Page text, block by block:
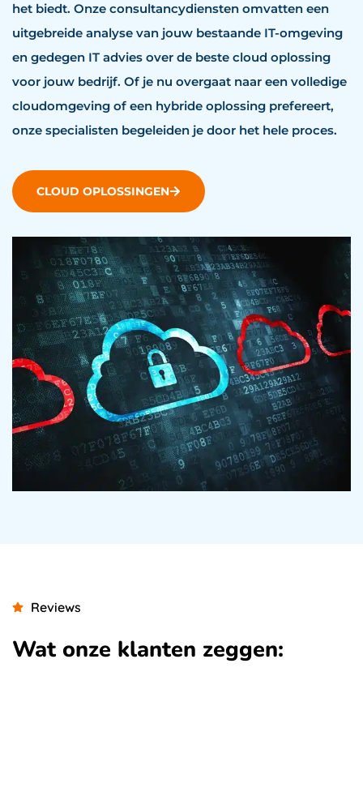
het biedt. Onze consultancydiensten omvatten een
uitgebreide analyse van jouw bestaande IT-omgeving
en gedegen IT advies over de beste cloud oplossing
voor jouw bedrijf. Of je nu overgaat naar een volledige
cloudomgeving of een hybride oplossing prefereert,
onze specialisten begeleiden je door het hele proces.
CLOUD OPLOSSINGEN
Reviews
Wat onze klanten zeggen: